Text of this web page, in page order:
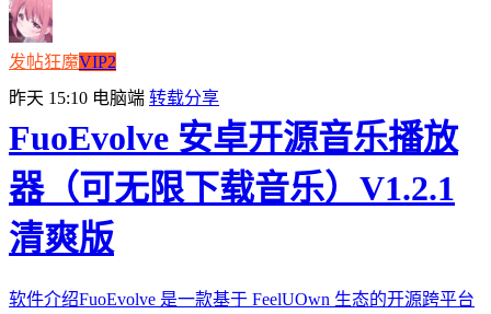
发帖狂魔VIP2
昨天 15:10 电脑端 转载分享
FuoEvolve 安卓开源音乐播放
器（可无限下载音乐）V1.2.1
清爽版
软件介绍FuoEvolve 是一款基于 FeelUOwn 生态的开源跨平台